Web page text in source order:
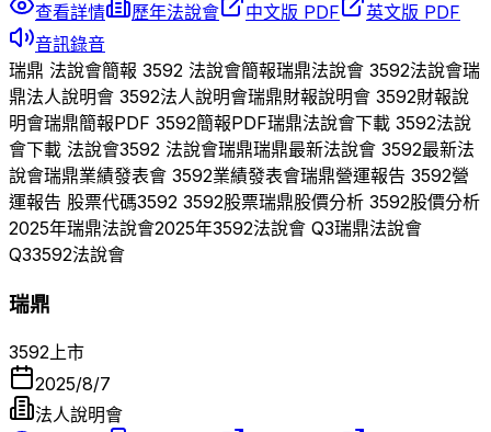
查看詳情
歷年法說會 中文版 PDF
英文版 PDF
音訊錄音
瑞鼎 法說會簡報 3592 法說會簡報瑞鼎法說會 3592法說會瑞
鼎法人說明會 3592法人說明會瑞鼎財報說明會 3592財報說
明會瑞鼎簡報PDF 3592簡報PDF瑞鼎法說會下載 3592法說
會下載 法說會3592 法說會瑞鼎瑞鼎最新法說會 3592最新法
說會瑞鼎業績發表會 3592業績發表會瑞鼎營運報告 3592營
運報告 股票代碼3592 3592股票瑞鼎股價分析 3592股價分析
2025年瑞鼎法說會2025年3592法說會 Q3瑞鼎法說會
Q33592法說會
瑞鼎
3592 上市
2025/8/7
法人說明會